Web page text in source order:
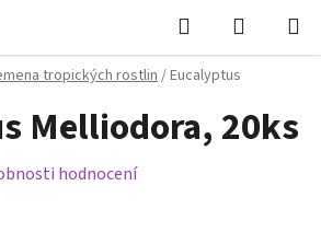
Hledat
KOŠÍK
tropických rostlin/Eucalyptus
Melliodora, 20ks
hodnocení